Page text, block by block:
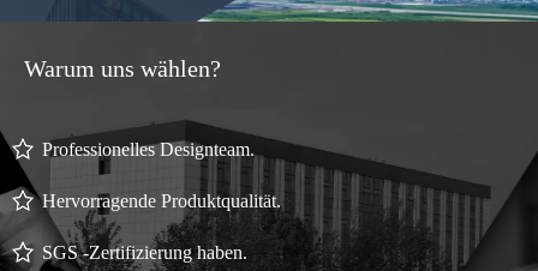
Warum uns wählen?
Professionelles Designteam.
Hervorragende Produktqualität.
SGS -Zertifizierung haben.